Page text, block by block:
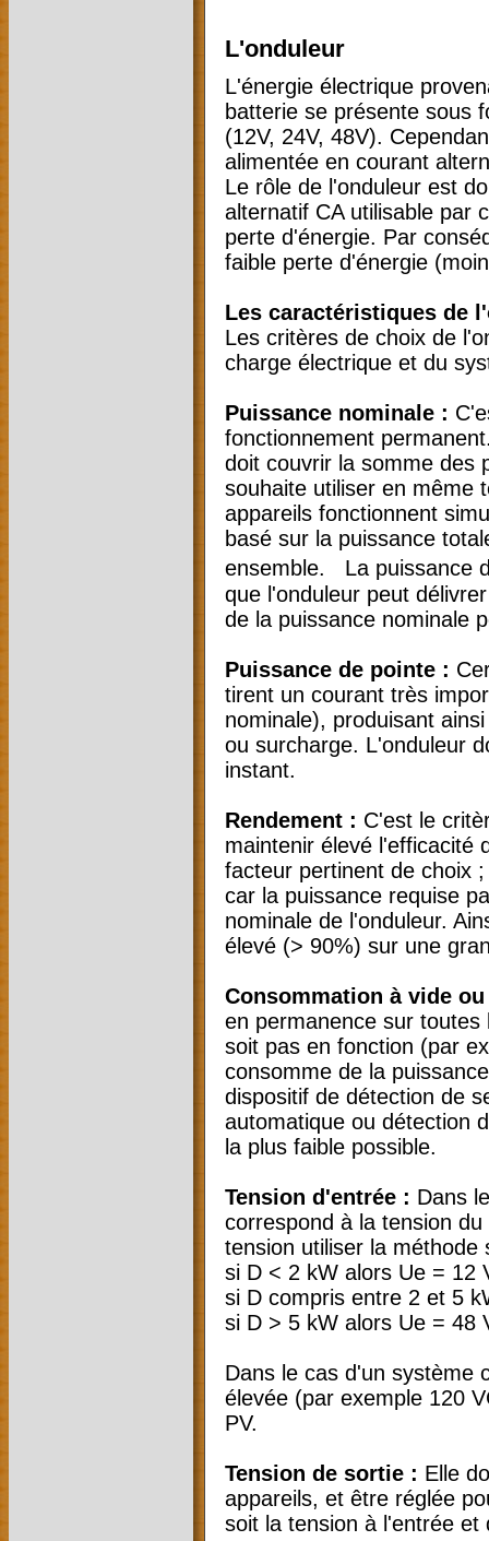
L'onduleur
L'énergie électrique
batterie se présente sous
(12V, 24V, 48V).
alimentée en courant
Le rôle de l'onduleur est
alternatif CA utilisable par
perte d'énergie. Par
faible perte d'énergie
Les caractéristiques de
Les critères de choix de
charge électrique et du
Puissance nominale :
fonctionnement
doit couvrir la somme des
souhaite utiliser en même
appareils fonctionnent
basé sur la puissance
ensemble. La puissance
que l'onduleur peut
de la puissance nominale
Puissance de pointe :
tirent un courant très
nominale), produisant
ou surcharge. L'onduleur
instant.
Rendement : C'est le
maintenir élevé l'efficacité
facteur pertinent de choix
car la puissance requise
nominale de l'onduleur.
élevé (> 90%) sur une
Consommation à vide
en permanence sur
soit pas en fonction (par
consomme de la
dispositif de détection de
automatique ou détection
la plus faible possible.
Tension d'entrée : Dans
correspond à la tension
tension utiliser la
si D < 2 kW alors Ue = 12
si D compris entre 2 et 5
si D > 5 kW alors Ue = 48
Dans le cas d'un système
élevée (par exemple 120
PV.
Tension de sortie : Elle
appareils, et être réglée
soit la tension à l'entrée et